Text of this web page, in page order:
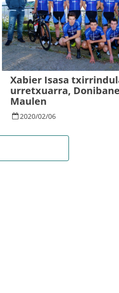
Xabier Isasa
urretxuarra,
Maulen
2020/02/06